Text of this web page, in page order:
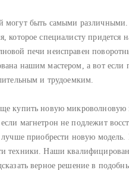
могут быть самыми
которое специалисту придется
печи неисправен
нашим мастером, а вот если
и трудоемким.
купить новую микроволновую
магнетрон не подлежит
приобрести новую модель.
техники. Наши
верное решение в